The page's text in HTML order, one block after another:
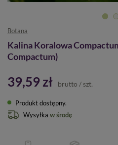
Botana
Kalina Koralowa
Compactum)
39,59 zł brutto / szt.
Produkt dostępny
Wysyłka w środę